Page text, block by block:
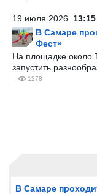
В Самаре
19 июля 2026 13:15
В Самаре
Фест»
На площадке около
запустить
1278